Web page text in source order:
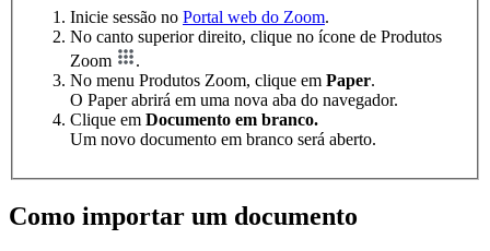
Inicie sessão no Portal web do Zoom.
No canto superior direito, clique no ícone de Produtos
Zoom
.
No menu Produtos Zoom, clique em Paper.
O Paper abrirá em uma nova aba do navegador.
Clique em Documento em branco.
Um novo documento em branco será aberto.
Como importar um documento